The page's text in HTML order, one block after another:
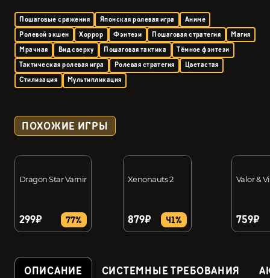
Пошаговые сражения Японская ролевая игра
Аниме
Ролевой экшен
Хоррор Фэнтези Пошаговая стратегия
Магия
Мрачная
Вид сверху Пошаговая тактика
Тёмное фэнтези
Тактическая ролевая игра
Ролевая стратегия
Цветастая
Стилизация
Мультипликация
ПОХОЖИЕ ИГРЫ
Dragon Star Varnir
299₽ 77%
Xenonauts 2
879₽ 41%
Valor &
759₽
ОПИСАНИЕ СИСТЕМНЫЕ ТРЕБОВАНИЯ